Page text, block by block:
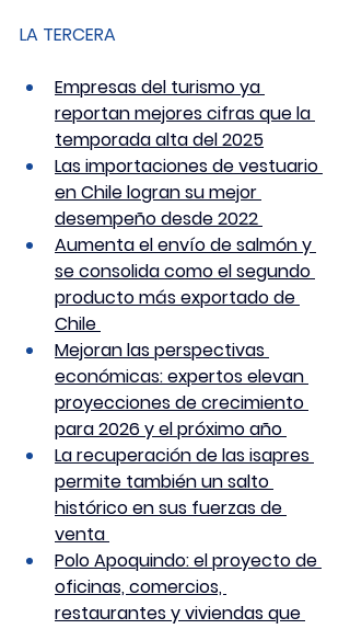
LA TERCERA
Empresas del turismo ya
reportan mejores cifras que la
temporada alta del 2025
Las importaciones de vestuario
en Chile logran su mejor
desempeño desde 2022
Aumenta el envío de salmón y
se consolida como el segundo
producto más exportado de
Chile
Mejoran las perspectivas
económicas: expertos elevan
proyecciones de crecimiento
para 2026 y el próximo año
La recuperación de las isapres
permite también un salto
histórico en sus fuerzas de
venta
Polo Apoquindo: el proyecto de
oficinas, comercios,
restaurantes y viviendas que